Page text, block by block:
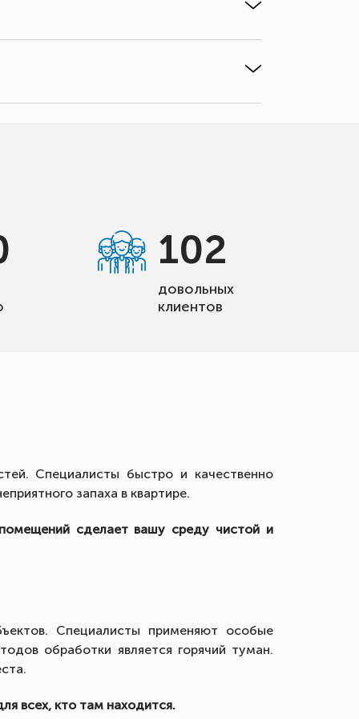
102
довольных
клиентов
Специалисты быстро и качественно
запаха в квартире.
сделает вашу среду чистой и
Специалисты применяют особые
обработки является горячий туман.
всех, кто там находится.